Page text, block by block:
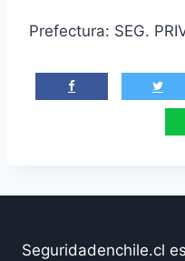
Prefectura: SEG.
Seguridadenchile.cl